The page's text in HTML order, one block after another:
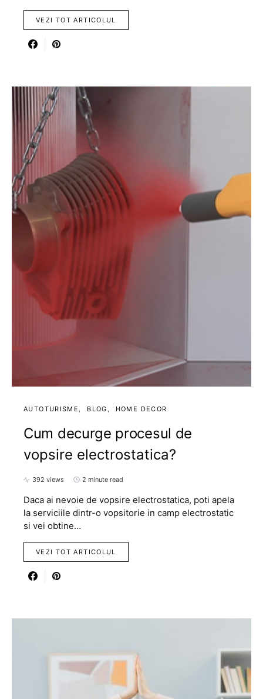
VEZI TOT ARTICOLUL
AUTOTURISME BLOG HOME DECOR
Cum decurge procesul de
vopsire electrostatica?
392 views 2 minute read
Daca ai nevoie de vopsire electrostatica, poti apela
la serviciile dintr-o vopsitorie in camp electrostatic
si vei obtine…
VEZI TOT ARTICOLUL